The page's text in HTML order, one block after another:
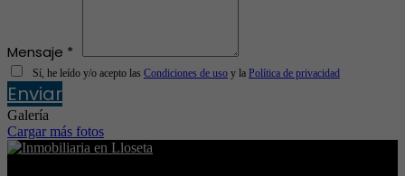
Mensaje *
Sí, he leído y/o acepto las Condiciones de uso y la Política de privacidad
Enviar
Galería
Cargar más fotos